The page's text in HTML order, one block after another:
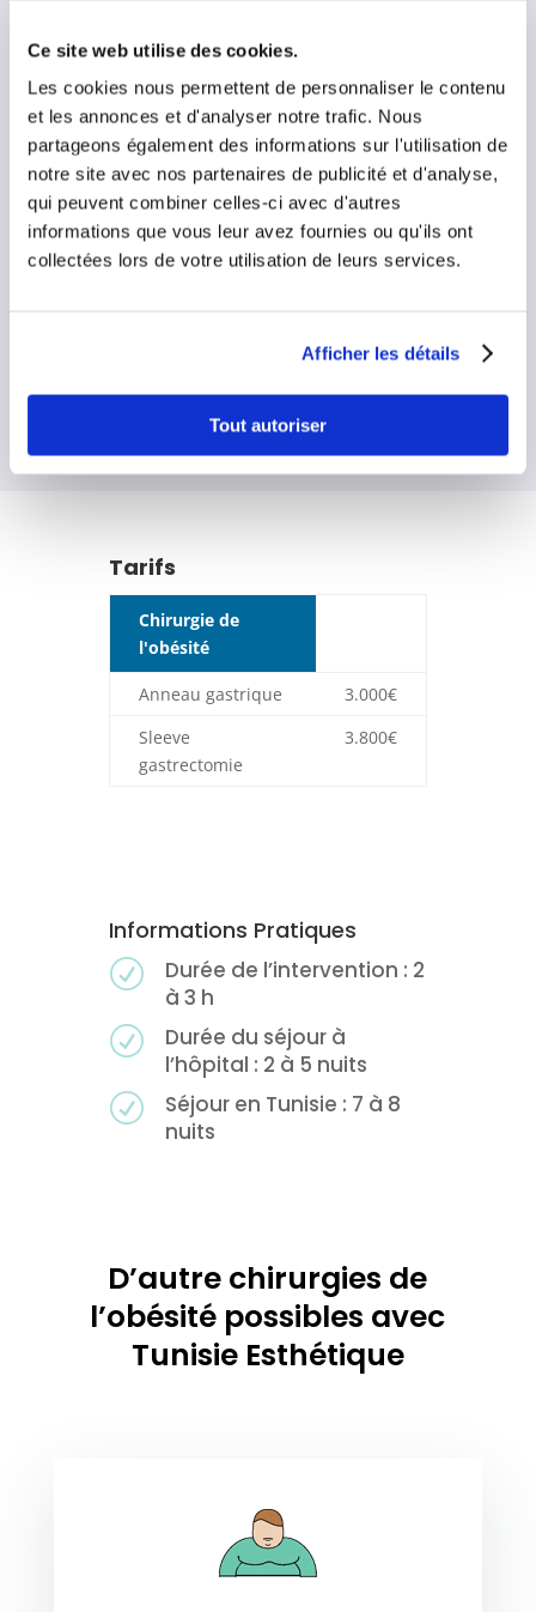
Ce site web utilise des cookies.
Les cookies nous permettent de personnaliser le contenu
et les annonces et d'analyser notre trafic. Nous
partageons également des informations sur l'utilisation de
notre site avec nos partenaires de publicité et d'analyse,
qui peuvent combiner celles-ci avec d'autres
informations que vous leur avez fournies ou qu'ils ont
collectées lors de votre utilisation de leurs services.
Afficher les détails
Tout autoriser
satiété qui apparaît plus rapidement. Le bypass
gastrique permet de perdre environ 70% de l’excès
du poids. Il faut prévoir environ 2 semaines d’arrêt
de travail.
DEMANDEZ UN
DEVIS
DÉCOUVREZ NOS
CHIRURGIENS
Tarifs
Chirurgie de
l'obésité
Anneau gastrique
3.000€
Sleeve
gastrectomie
3.800€
Informations Pratiques
R
Durée de l’intervention : 2
à 3 h
R
Durée du séjour à
l’hôpital : 2 à 5 nuits
R
Séjour en Tunisie : 7 à 8
nuits
D’autre chirurgies de
l’obésité possibles avec
Tunisie Esthétique